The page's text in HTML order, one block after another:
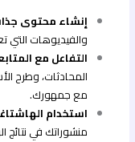
إنشاء محتوى
والفيديوهات
التفاعل مع
المحادثات، وطرح
مع جمهورك.
استخدام
منشوراتك في نتائج